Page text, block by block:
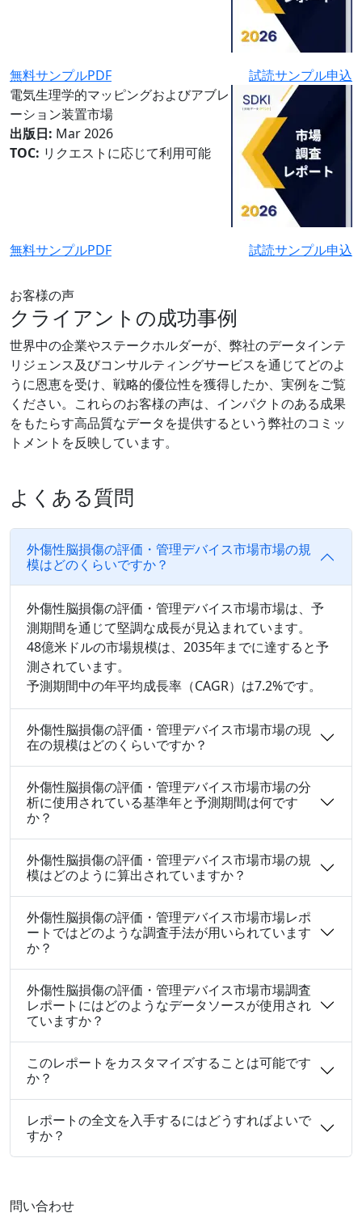
無料サンプルPDF
試読サンプル申込
電気生理学的マッピングおよびアブレ
ーション装置市場
出版日: Mar 2026
TOC: リクエストに応じて利用可能
無料サンプルPDF 試読サンプル申込
お客様の声
クライアントの成功事例
世界中の企業やステークホルダーが、弊社のデータインテ
リジェンス及びコンサルティングサービスを通じてどのよ
うに恩恵を受け、戦略的優位性を獲得したか、実例をご覧
ください。これらのお客様の声は、インパクトのある成果
をもたらす高品質なデータを提供するという弊社のコミッ
トメントを反映しています。
よくある質問
外傷性脳損傷の評価・管理デバイス市場市場の規
模はどのくらいですか？
外傷性脳損傷の評価・管理デバイス市場市場は、予
測期間を通じて堅調な成長が見込まれています。
48億米ドルの市場規模は、2035年までに達すると予
測されています。
予測期間中の年平均成長率（CAGR）は7.2%です。
外傷性脳損傷の評価・管理デバイス市場市場の現
在の規模はどのくらいですか？
外傷性脳損傷の評価・管理デバイス市場市場の分
析に使用されている基準年と予測期間は何です
か？
外傷性脳損傷の評価・管理デバイス市場市場の規
模はどのように算出されていますか？
外傷性脳損傷の評価・管理デバイス市場市場レポ
ートではどのような調査手法が用いられています
か？
外傷性脳損傷の評価・管理デバイス市場市場調査
レポートにはどのようなデータソースが使用され
ていますか？
このレポートをカスタマイズすることは可能です
か？
レポートの全文を入手するにはどうすればよいで
すか？
問い合わせ